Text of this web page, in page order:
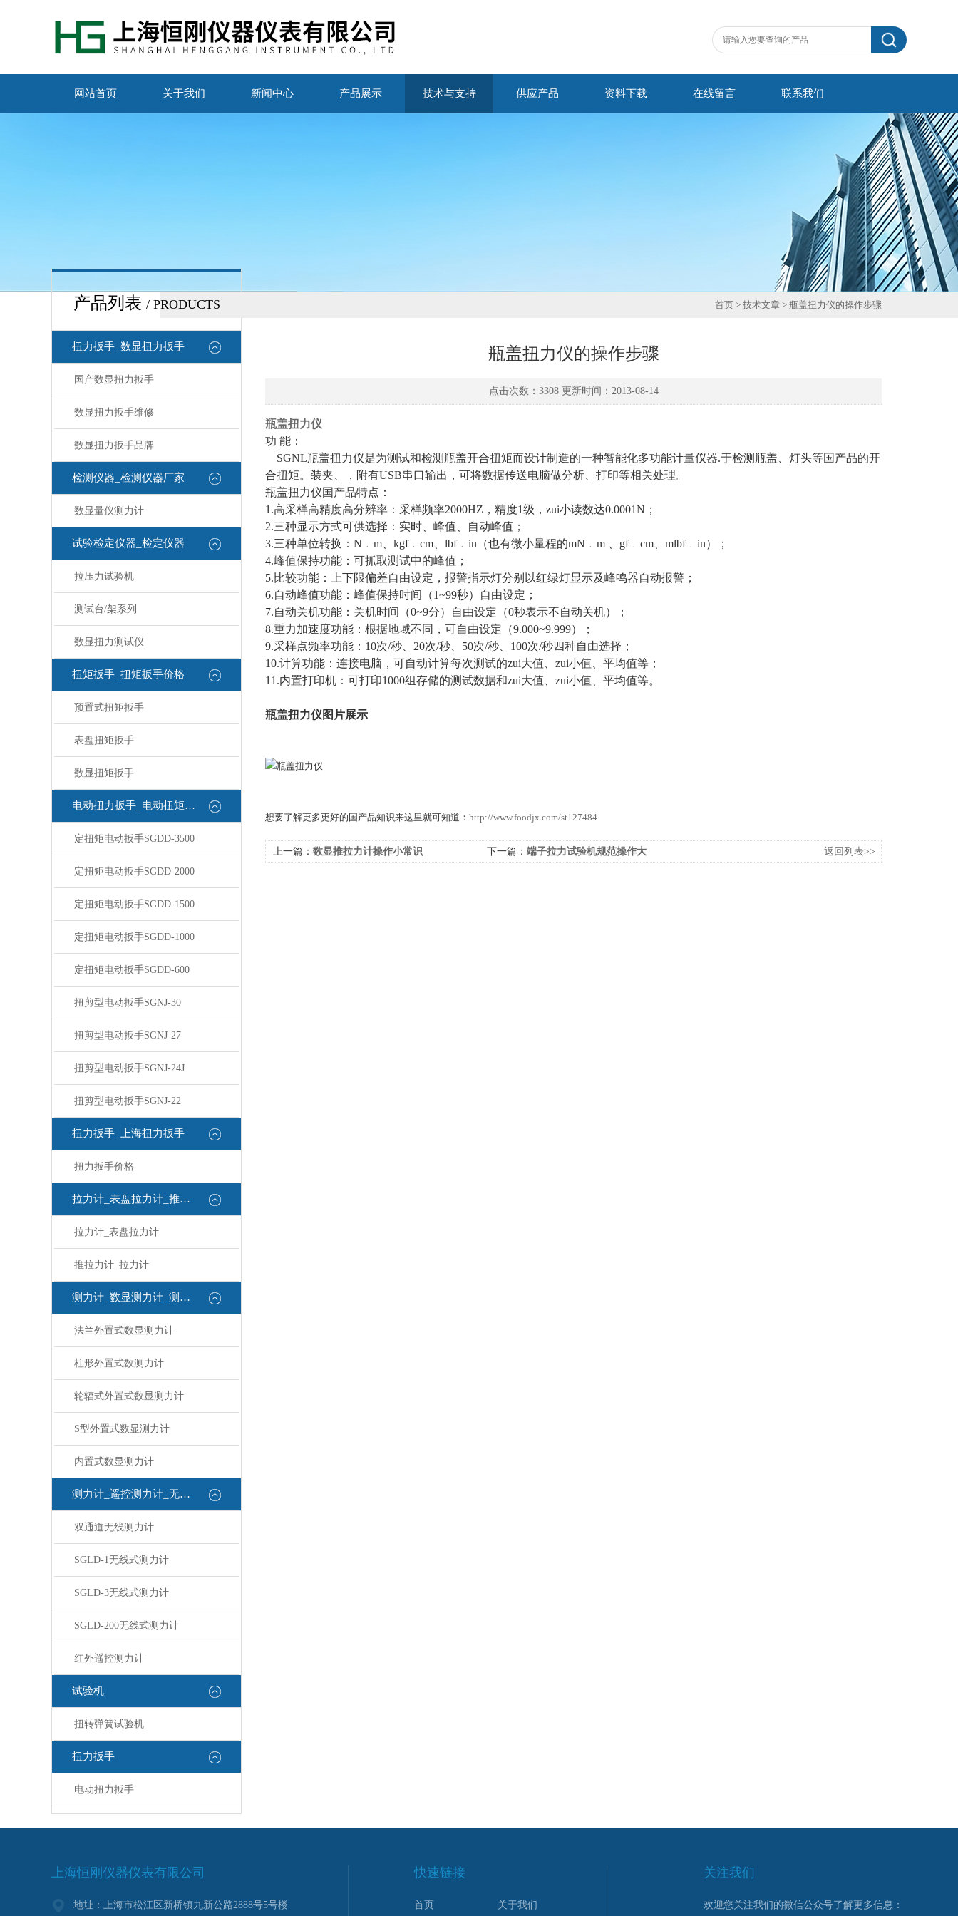
网站首页 关于我们 新闻中心 产品展示 技术与支持 供应产品 资料下载 在线留言 联系我们
产品列表 / PRODUCTS
扭力扳手_数显扭力扳手
国产数显扭力扳手
数显扭力扳手维修
数显扭力扳手品牌
检测仪器_检测仪器厂家
数显量仪测力计
试验检定仪器_检定仪器
拉压力试验机
测试台/架系列
数显扭力测试仪
扭矩扳手_扭矩扳手价格
预置式扭矩扳手
表盘扭矩扳手
数显扭矩扳手
电动扭力扳手_电动扭矩扳手
定扭矩电动扳手SGDD-3500
定扭矩电动扳手SGDD-2000
定扭矩电动扳手SGDD-1500
定扭矩电动扳手SGDD-1000
定扭矩电动扳手SGDD-600
扭剪型电动扳手SGNJ-30
扭剪型电动扳手SGNJ-27
扭剪型电动扳手SGNJ-24J
扭剪型电动扳手SGNJ-22
扭力扳手_上海扭力扳手
扭力扳手价格
拉力计_表盘拉力计_推拉力计
拉力计_表盘拉力计
推拉力计_拉力计
测力计_数显测力计_测力计
法兰外置式数显测力计
柱形外置式数测力计
轮辐式外置式数显测力计
S型外置式数显测力计
内置式数显测力计
测力计_遥控测力计_无线测力计
双通道无线测力计
SGLD-1无线式测力计
SGLD-3无线式测力计
SGLD-200无线式测力计
红外遥控测力计
试验机
扭转弹簧试验机
扭力扳手
电动扭力扳手
首页 > 技术文章 > 瓶盖扭力仪的操作步骤
瓶盖扭力仪的操作步骤
点击次数：3308 更新时间：2013-08-14
瓶盖扭力仪
功 能：
SGNL瓶盖扭力仪是为测试和检测瓶盖开合扭矩而设计制造的一种智能化多功能计量仪器.于检测瓶盖、灯头等国产品的开
合扭矩。装夹、，附有USB串口输出，可将数据传送电脑做分析、打印等相关处理。
瓶盖扭力仪国产品特点：
1.高采样高精度高分辨率：采样频率2000HZ，精度1级，zui小读数达0.0001N；
2.三种显示方式可供选择：实时、峰值、自动峰值；
3.三种单位转换：N﹒m、kgf﹒cm、lbf﹒in（也有微小量程的mN﹒m 、gf﹒cm、mlbf﹒in）；
4.峰值保持功能：可抓取测试中的峰值；
5.比较功能：上下限偏差自由设定，报警指示灯分别以红绿灯显示及峰鸣器自动报警；
6.自动峰值功能：峰值保持时间（1~99秒）自由设定；
7.自动关机功能：关机时间（0~9分）自由设定（0秒表示不自动关机）；
8.重力加速度功能：根据地域不同，可自由设定（9.000~9.999）；
9.采样点频率功能：10次/秒、20次/秒、50次/秒、100次/秒四种自由选择；
10.计算功能：连接电脑，可自动计算每次测试的zui大值、zui小值、平均值等；
11.内置打印机：可打印1000组存储的测试数据和zui大值、zui小值、平均值等。
瓶盖扭力仪图片展示
想要了解更多更好的国产品知识来这里就可知道： http://www.foodjx.com/st127484
上一篇： 数显推拉力计操作小常识 下一篇： 端子拉力试验机规范操作大 返回列表>>
上海恒刚仪器仪表有限公司
地址：上海市松江区新桥镇九新公路2888号5号楼
快速链接
首页 关于我们
关注我们
欢迎您关注我们的微信公众号了解更多信息：